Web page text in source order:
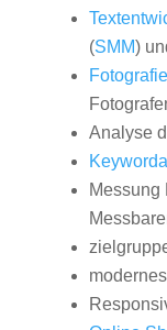
(SMM)
Analyse
Messung